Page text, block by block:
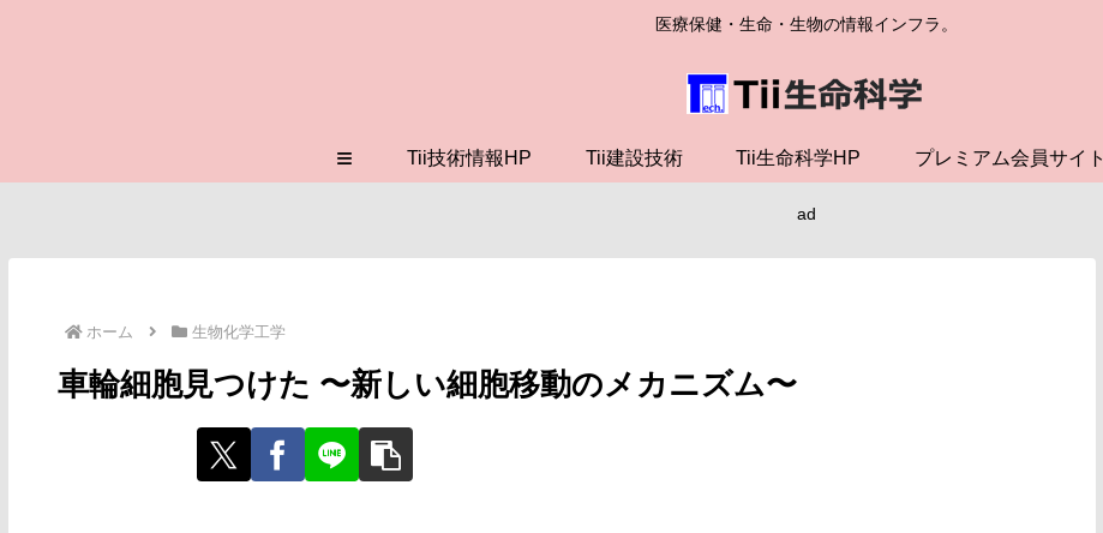
医療保健・生命・生物の情報インフラ。
≡ Tii技術情報HP Tii建設技術 Tii生命科学HP プレミアム会員サイト
ad
ホーム 生物化学工学
車輪細胞見つけた 〜新しい細胞移動のメカニズム〜